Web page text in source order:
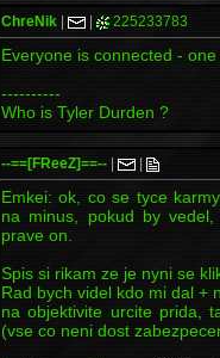
ChreNik 225233783
Everyone is connected -
----------
Who is Tyler Durden ?
--==[FReeZ]==--
Emkei: ok, co se tyce
na minus, pokud by
prave on.
Spis si rikam ze je nyni se
Rad bych videl kdo mi dal +
na objektivite urcite prida,
(vse co neni dost